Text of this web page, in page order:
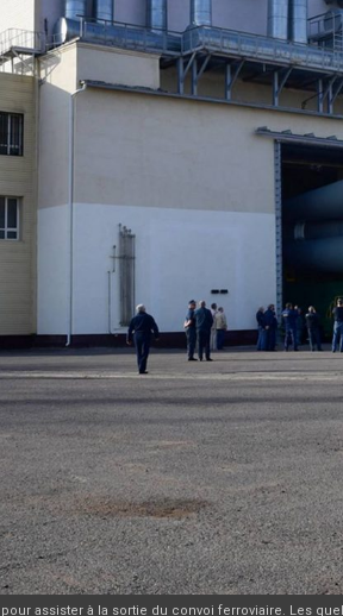
assister à la sortie du convoi ferroviaire. Les